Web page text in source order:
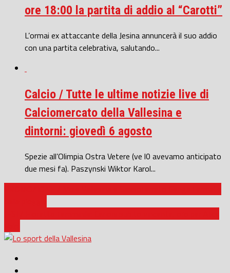
ore 18:00 la partita di addio al “Carotti”
L’ormai ex attaccante della Jesina annuncerà il suo addio
con una partita celebrativa, salutando...
Calcio / Tutte le ultime notizie live di
Calciomercato della Vallesina e
dintorni: giovedì 6 agosto
Spezie all’Olimpia Ostra Vetere (ve l0 avevamo anticipato
due mesi fa). Paszynski Wiktor Karol...